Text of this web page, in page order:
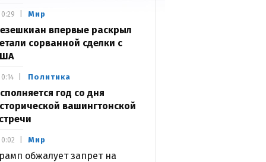
Мир
впервые раскрыл
сорванной сделки с
0:29
Политика
год со дня
вашингтонской
0:14
Мир
обжалует запрет на
0:02